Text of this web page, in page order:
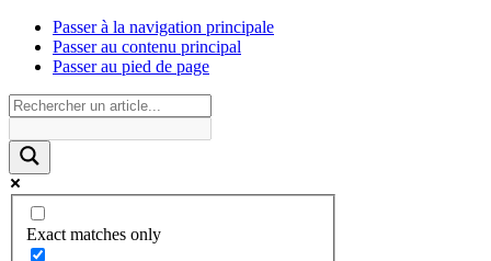
Passer à la navigation principale
Passer au contenu principal
Passer au pied de page
Exact matches only